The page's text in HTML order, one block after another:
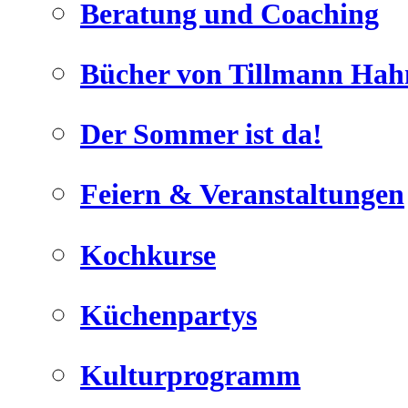
keine sind.
Ein Potpourrie professioneller Rezepte.
Für Liebhaber der einfachen und
immer mit der besonderen Note.
Beratung und Coaching
Bücher von Tillmann
Der Sommer ist da!
Feiern & Veranstaltungen
Kochkurse
Küchenpartys
Kulturprogramm